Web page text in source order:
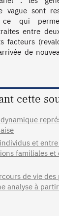
vague sont
ce qui
entre
facteurs
de
cette
et
familiales et
de vie
analyse à partir